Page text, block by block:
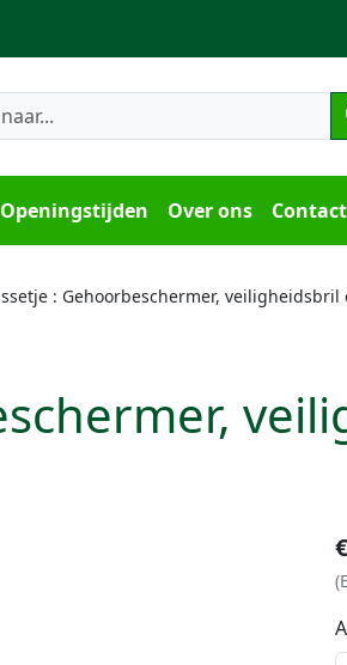
Openingstijden Over ons Contact
: Gehoorbeschermer, veiligheidsbril
€